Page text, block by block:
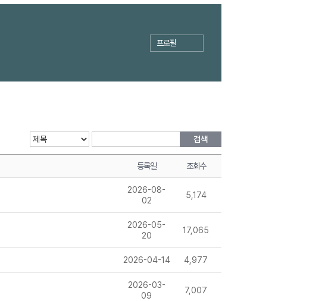
프로필
검색
등록일 조회수
2026-08-
02
5,174
2026-05-
20
17,065
2026-04-14 4,977
2026-03-
09
7,007